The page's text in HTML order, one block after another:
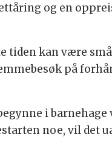
og en
tiden kan være
på
i
noe, vil det